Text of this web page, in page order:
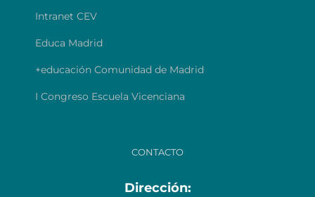
Intranet CEV
Educa Madrid
+educación Comunidad de Madrid
I Congreso Escuela Vicenciana
CONTACTO
Dirección: